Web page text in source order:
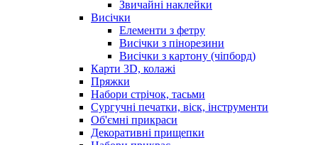
Звичайні наклейки
Висічки
Елементи з фетру
Висічки з пінорезини
Висічки з картону (чіпборд)
Карти 3D, колажі
Пряжки
Набори стрічок, тасьми
Сургучні печатки, віск, інструменти
Об'ємні прикраси
Декоративні прищепки